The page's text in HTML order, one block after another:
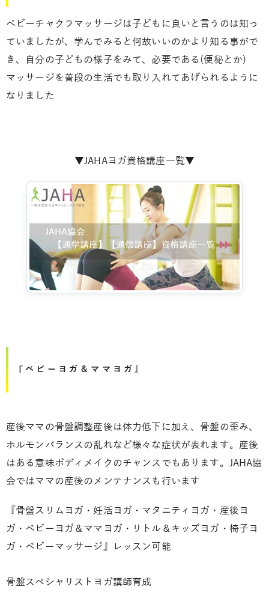
ベビーチャクラマッサージは子どもに良いと言うのは知っ
ていましたが、学んでみると何故いいのかより知る事がで
き、自分の子どもの様子をみて、必要である(便秘とか)
マッサージを普段の生活でも取り入れてあげられるように
なりました
▼JAHAヨガ資格講座一覧▼
『ベビーヨガ＆ママヨガ』
産後ママの骨盤調整産後は体力低下に加え、骨盤の歪み、
ホルモンバランスの乱れなど様々な症状が表れます。産後
はある意味ボディメイクのチャンスでもあります。JAHA協
会ではママの産後のメンテナンスも行います
『骨盤スリムヨガ・妊活ヨガ・マタニティヨガ・産後ヨ
ガ・ベビーヨガ＆ママヨガ・リトル＆キッズヨガ・椅子ヨ
ガ・ベビーマッサージ』レッスン可能
骨盤スペシャリストヨガ講師育成